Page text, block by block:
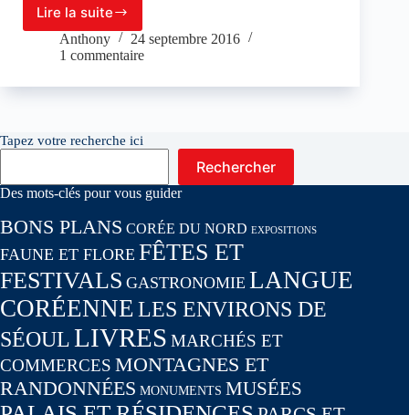
Lire la suite
SEPT
APPLICATIONS
INDISPENSABLES
L’ON
CORÉE
Anthony
24 septembre 2016
1 commentaire
Tapez votre recherche ici
Rechercher
Des mots-clés pour vous guider
BONS PLANS CORÉE DU NORD EXPOSITIONS
FAUNE ET FLORE FÊTES ET
FESTIVALS GASTRONOMIE LANGUE
CORÉENNE LES ENVIRONS DE
SÉOULLIVRES MARCHÉS ET
COMMERCES MONTAGNES ET
RANDONNÉES MONUMENTS MUSÉES